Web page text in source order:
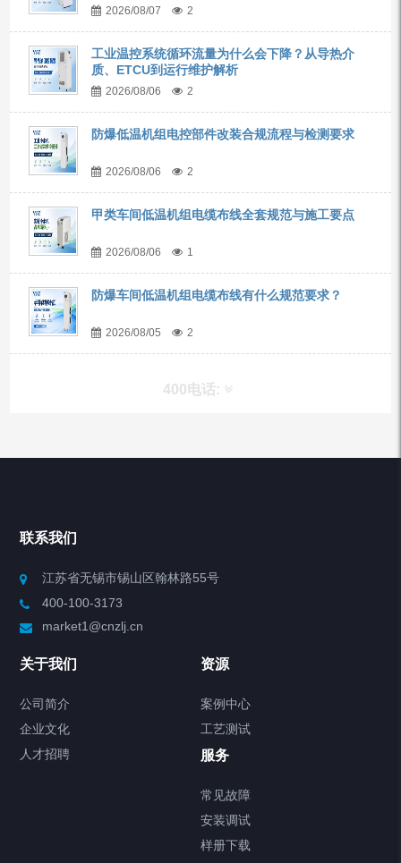
2026/08/07 2
工业温控系统循环流量为什么会下降？从导热介
质、ETCU到运行维护解析
2026/08/06 2
防爆低温机组电控部件改装合规流程与检测要求
2026/08/06 2
甲类车间低温机组电缆布线全套规范与施工要点
2026/08/06 1
防爆车间低温机组电缆布线有什么规范要求？
2026/08/05 2
400电话:
产品分类
制冷加热动态控温系统
Chiller气体控温系统
联系我们
江苏省无锡市锡山区翰林路55号
400-100-3173
market1@cnzlj.cn
关于我们
公司简介
企业文化
人才招聘
资源
案例中心
工艺测试
服务
常见故障
安装调试
样册下载